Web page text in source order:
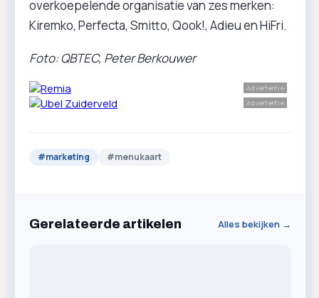
overkoepelende organisatie van zes merken:
Kiremko, Perfecta, Smitto, Qook!, Adieu en HiFri.
Foto: QBTEC, Peter Berkouwer
Advertentie
Advertentie
#marketing #menukaart
Gerelateerde artikelen Alles bekijken →